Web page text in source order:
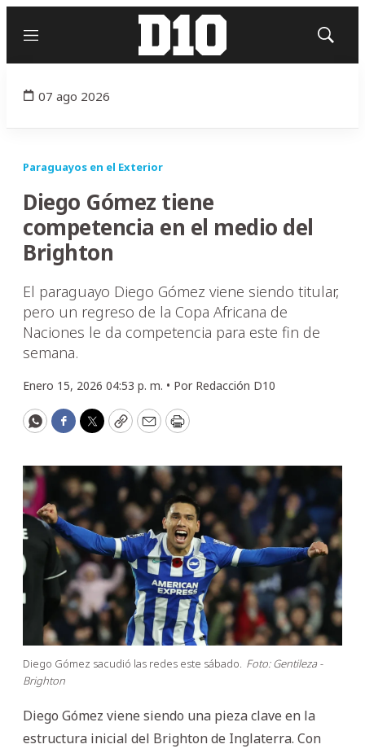
Menú
Mostrar
07 ago 2026
Paraguayos en el Exterior
Diego Gómez tiene
competencia en el medio del
Brighton
El paraguayo Diego Gómez viene siendo titular,
pero un regreso de la Copa Africana de
Naciones le da competencia para este fin de
semana.
Enero 15, 2026 04:53 p. m. • Por Redacción D10
WhatsApp
Facebook
Twitter
CopyEmailPrint
Diego Gómez sacudió las redes este sábado. Foto: Gentileza -
Brighton
Diego Gómez viene siendo una pieza clave en la
estructura inicial del Brighton de Inglaterra. Con